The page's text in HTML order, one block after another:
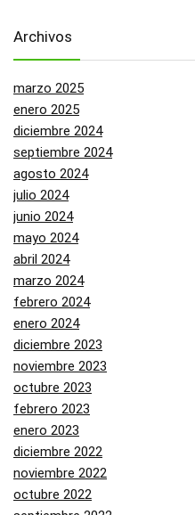
Archivos
marzo 2025
enero 2025
diciembre 2024
septiembre 2024
agosto 2024
julio 2024
junio 2024
mayo 2024
abril 2024
marzo 2024
febrero 2024
enero 2024
diciembre 2023
noviembre 2023
octubre 2023
febrero 2023
enero 2023
diciembre 2022
noviembre 2022
octubre 2022